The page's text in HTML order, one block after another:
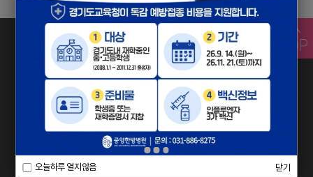
오늘하루 열지않음 닫기
전화상담 TEL
031-886-8275
H.P
010-4446-8275
010-7499-8275
카톡상담
카톡 아이디 검색에서